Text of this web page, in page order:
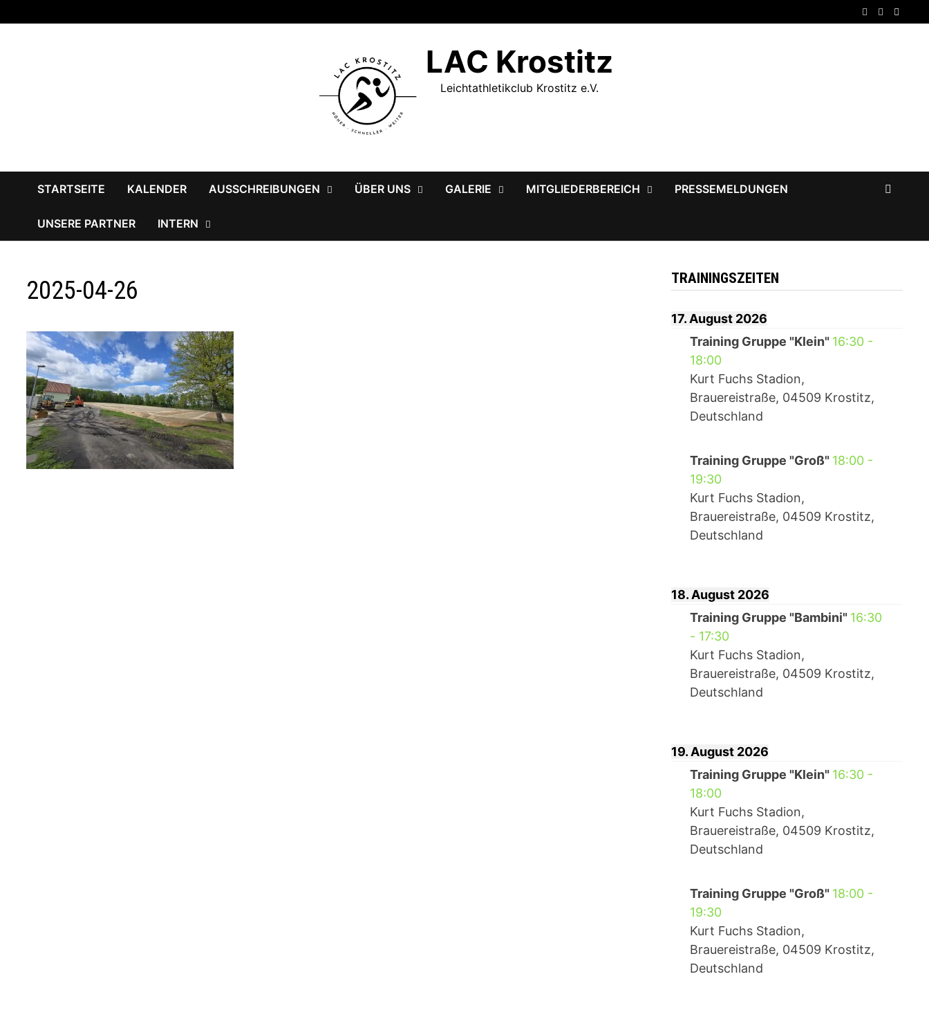
Inhalt
LAC Krostitz
Leichtathletikclub Krostitz e.V.
STARTSEITE KALENDER AUSSCHREIBUNGEN ÜBER UNS GALERIE MITGLIEDERBEREICH PRESSEMELDUNGEN
UNSERE PARTNER INTERN
2025-04-26 TRAININGSZEITEN
17. August 2026
Training Gruppe "Klein" 16:30-
18:00
Kurt Fuchs Stadion,
Brauereistraße, 04509 Krostitz,
Deutschland
Training Gruppe "Groß" 18:00-
19:30
Kurt Fuchs Stadion,
Brauereistraße, 04509 Krostitz,
Deutschland
18. August 2026
Training Gruppe "Bambini" 16:30
- 17:30
Kurt Fuchs Stadion,
Brauereistraße, 04509 Krostitz,
Deutschland
19. August 2026
Training Gruppe "Klein" 16:30-
18:00
Kurt Fuchs Stadion,
Brauereistraße, 04509 Krostitz,
Deutschland
Training Gruppe "Groß" 18:00-
19:30
Kurt Fuchs Stadion,
Brauereistraße, 04509 Krostitz,
Deutschland